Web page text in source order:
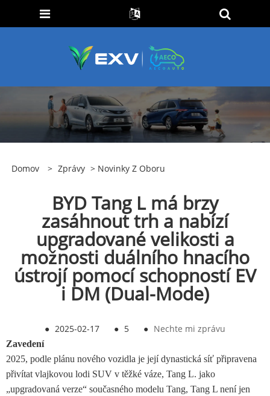
Domov > Zprávy > Novinky Z Oboru
BYD Tang L má brzy
zasáhnout trh a nabízí
upgradované velikosti a
možnosti duálního hnacího
ústrojí pomocí schopností EV
i DM (Dual-Mode)
● 2025-02-17 ● 5 ● Nechte mi zprávu
Zavedení
2025, podle plánu nového vozidla je její dynastická síť připravena
přivítat vlajkovou lodi SUV v těžké váze, Tang L. jako
„upgradovaná verze“ současného modelu Tang, Tang L není jen